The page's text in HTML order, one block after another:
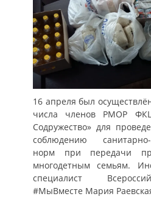
16 апреля был
числа членов РМОР
Содружество» для
соблюдению санитарно-
норм при передачи
многодетным семьям.
специалист
#МыВместе Мария